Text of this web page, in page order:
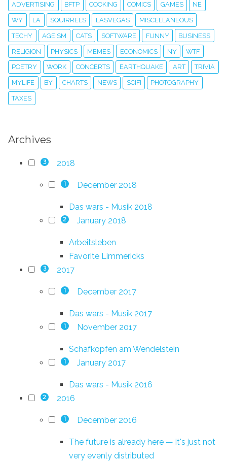
ADVERTISING BFTP COOKING COMICS GAMES NE
WY LA SQUIRRELS LASVEGAS MISCELLANEOUS
TECHY AGEISM CATS SOFTWARE FUNNY BUSINESS
RELIGION PHYSICS MEMES ECONOMICS NY WTF
POETRY WORK CONCERTS EARTHQUAKE ART TRIVIA
MYLIFE BY CHARTS NEWS SCIFI PHOTOGRAPHY
TAXES
Archives
3 2018
1 December 2018
Das wars - Musik 2018
2 January 2018
Arbeitsleben
Favorite Limmericks
3 2017
1 December 2017
Das wars - Musik 2017
1 November 2017
Schafkopfen am Wendelstein
1 January 2017
Das wars - Musik 2016
2 2016
1 December 2016
The future is already here — it's just not
very evenly distributed